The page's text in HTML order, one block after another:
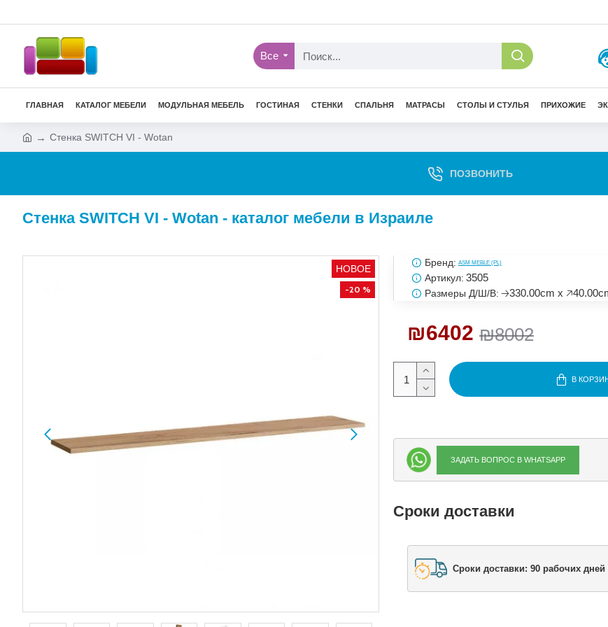
Все
ГЛАВНАЯ КАТАЛОГ МЕБЕЛИ МОДУЛЬНАЯ МЕБЕЛЬ ГОСТИНАЯ СТЕНКИ СПАЛЬНЯ МАТРАСЫ СТОЛЫ И СТУЛЬЯ ПРИХОЖИЕ
Стенка SWITCH VI - Wotan
ПОЗВОНИТЬ
Стенка SWITCH VI - Wotan - каталог мебели в Израиле
НОВОЕ
-20 %
₪8002
₪6402
Бренд: ASM MEBLE (PL)
Артикул: 3505
Размеры Д/Ш/В: 🡢330.00cm x
В
ЗАДАТЬ ВОПРОС В WHATSAPP
Сроки доставки
Сроки доставки: 90 рабочих дней